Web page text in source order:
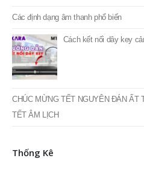
Các định dạng âm thanh phổ biến
Cách kết nối dây key
CHÚC MỪNG TẾT NGUYÊN ĐÁN ẤT
TẾT ÂM LỊCH
Thống Kê